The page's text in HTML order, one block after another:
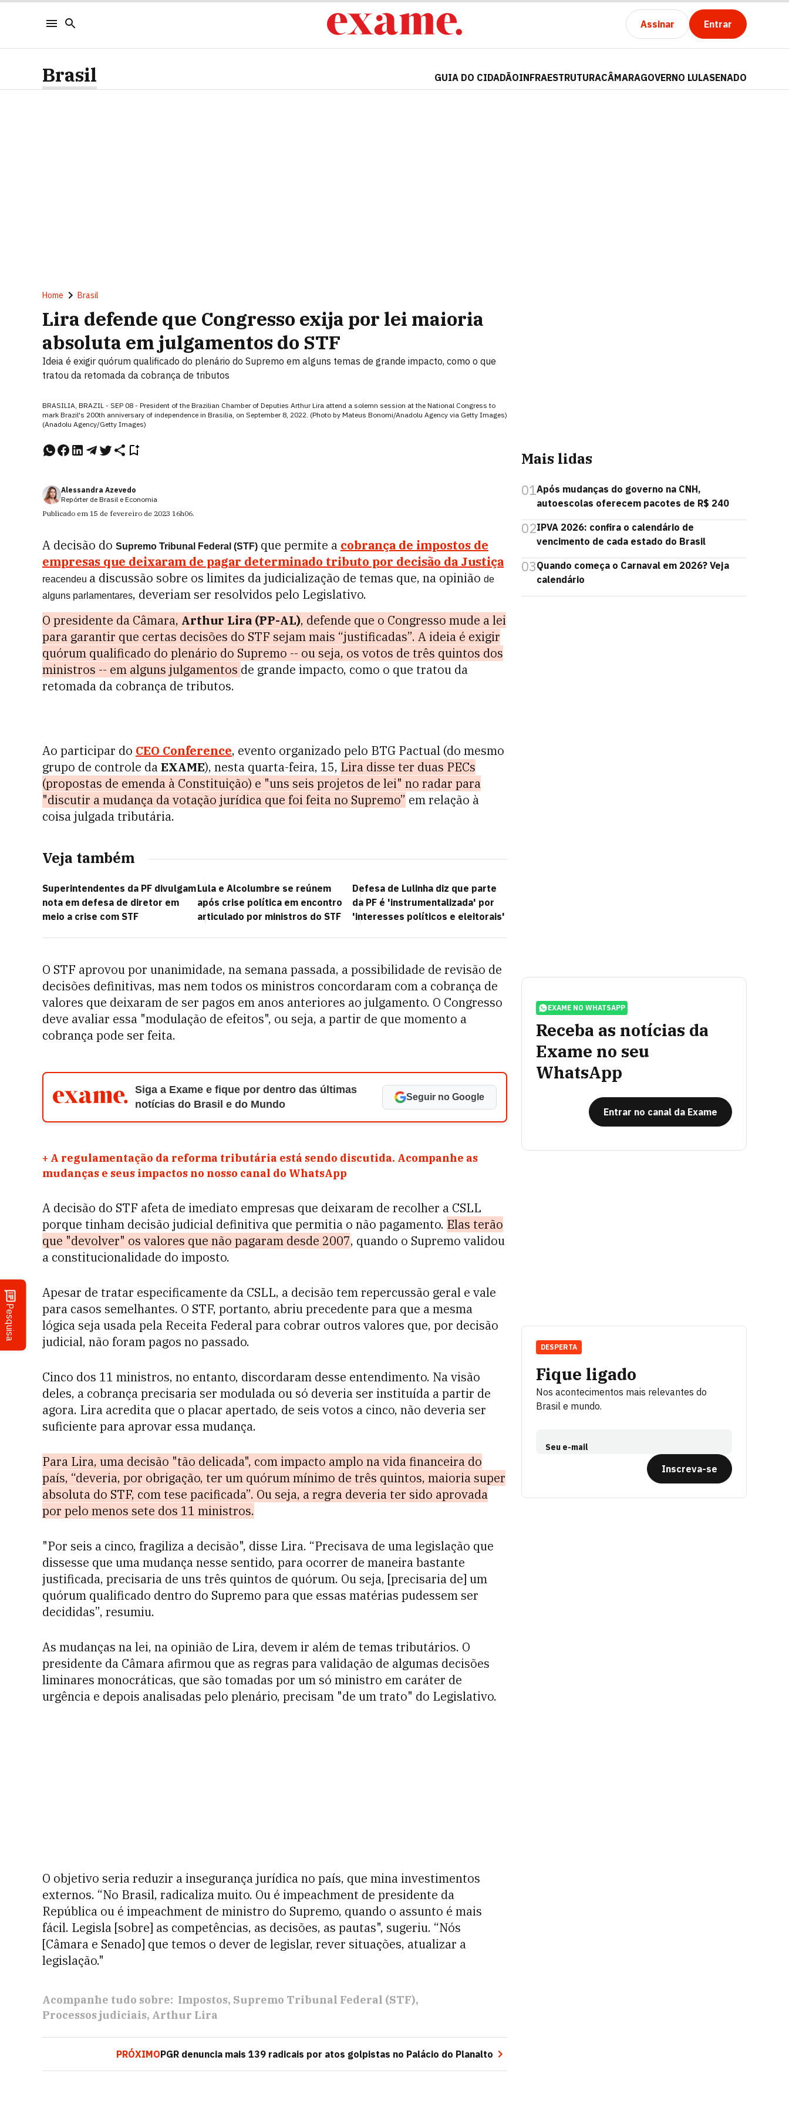
Assinar Entrar
Pesquisa
Brasil GUIA DO CIDADÃOINFRAESTRUTURACÂMARAGOVERNO LULASENADO
Home Brasil
Lira defende que Congresso exija por lei maioria
absoluta em julgamentos do STF
Ideia é exigir quórum qualificado do plenário do Supremo em alguns temas de grande impacto, como o que
tratou da retomada da cobrança de tributos
BRASILIA, BRAZIL - SEP 08 - President of the Brazilian Chamber of Deputies Arthur Lira attend a solemn session at the National Congress to
mark Brazil's 200th anniversary of independence in Brasilia, on September 8, 2022. (Photo by Mateus Bonomi/Anadolu Agency via Getty Images)
(Anadolu Agency/Getty Images)
Alessandra Azevedo
Repórter de Brasil e Economia
Publicado em 15 de fevereiro de 2023 16h06.
A decisão do Supremo Tribunal Federal (STF) que permite a cobrança de impostos de
empresas que deixaram de pagar determinado tributo por decisão da Justiça
reacendeu a discussão sobre os limites da judicialização de temas que, na opinião de
alguns parlamentares, deveriam ser resolvidos pelo Legislativo.
O presidente da Câmara, Arthur Lira (PP-AL), defende que o Congresso mude a lei
para garantir que certas decisões do STF sejam mais “justificadas”. A ideia é exigir
quórum qualificado do plenário do Supremo -- ou seja, os votos de três quintos dos
ministros -- em alguns julgamentos de grande impacto, como o que tratou da
retomada da cobrança de tributos.
Ao participar do CEO Conference, evento organizado pelo BTG Pactual (do mesmo
grupo de controle daEXAME), nesta quarta-feira, 15, Lira disse ter duas PECs
(propostas de emenda à Constituição) e "uns seis projetos de lei" no radar para
"discutir a mudança da votação jurídica que foi feita no Supremo” em relação à
coisa julgada tributária.
Veja também
Superintendentes da PF divulgam
nota em defesa de diretor em
meio a crise com STF
Lula e Alcolumbre se reúnem
após crise política em encontro
articulado por ministros do STF
Defesa de Lulinha diz que parte
da PF é 'instrumentalizada' por
'interesses políticos e eleitorais'
O STF aprovou por unanimidade, na semana passada, a possibilidade de revisão de
decisões definitivas, mas nem todos os ministros concordaram com a cobrança de
valores que deixaram de ser pagos em anos anteriores ao julgamento. O Congresso
deve avaliar essa "modulação de efeitos", ou seja, a partir de que momento a
cobrança pode ser feita.
Siga a Exame e fique por dentro das últimas
notícias do Brasil e do Mundo
Seguir no Google
+ A regulamentação da reforma tributária está sendo discutida. Acompanhe as
mudanças e seus impactos no nosso canal do WhatsApp
A decisão do STF afeta de imediato empresas que deixaram de recolher a CSLL
porque tinham decisão judicial definitiva que permitia o não pagamento. Elas terão
que "devolver" os valores que não pagaram desde 2007, quando o Supremo validou
a constitucionalidade do imposto.
Apesar de tratar especificamente da CSLL, a decisão tem repercussão geral e vale
para casos semelhantes. O STF, portanto, abriu precedente para que a mesma
lógica seja usada pela Receita Federal para cobrar outros valores que, por decisão
judicial, não foram pagos no passado.
Cinco dos 11 ministros, no entanto, discordaram desse entendimento. Na visão
deles, a cobrança precisaria ser modulada ou só deveria ser instituída a partir de
agora. Lira acredita que o placar apertado, de seis votos a cinco, não deveria ser
suficiente para aprovar essa mudança.
Para Lira, uma decisão "tão delicada", com impacto amplo na vida financeira do
país, “deveria, por obrigação, ter um quórum mínimo de três quintos, maioria super
absoluta do STF, com tese pacificada”. Ou seja, a regra deveria ter sido aprovada
por pelo menos sete dos 11 ministros.
"Por seis a cinco, fragiliza a decisão", disse Lira. “Precisava de uma legislação que
dissesse que uma mudança nesse sentido, para ocorrer de maneira bastante
justificada, precisaria de uns três quintos de quórum. Ou seja, [precisaria de] um
quórum qualificado dentro do Supremo para que essas matérias pudessem ser
decididas”, resumiu.
As mudanças na lei, na opinião de Lira, devem ir além de temas tributários. O
presidente da Câmara afirmou que as regras para validação de algumas decisões
liminares monocráticas, que são tomadas por um só ministro em caráter de
urgência e depois analisadas pelo plenário, precisam "de um trato" do Legislativo.
O objetivo seria reduzir a insegurança jurídica no país, que mina investimentos
externos. “No Brasil, radicaliza muito. Ou é impeachment de presidente da
República ou é impeachment de ministro do Supremo, quando o assunto é mais
fácil. Legisla [sobre] as competências, as decisões, as pautas", sugeriu. “Nós
[Câmara e Senado] que temos o dever de legislar, rever situações, atualizar a
legislação."
Acompanhe tudo sobre: Impostos Supremo Tribunal Federal (STF)
Processos judiciais Arthur Lira
PRÓXIMOPGR denuncia mais 139 radicais por atos golpistas no Palácio do Planalto
Mais lidas
01Após mudanças do governo na CNH,
autoescolas oferecem pacotes de R$ 240
02IPVA 2026: confira o calendário de
vencimento de cada estado do Brasil
03Quando começa o Carnaval em 2026? Veja
calendário
EXAME NO WHATSAPP
Receba as notícias da
Exame no seu
WhatsApp
Entrar no canal da Exame
Fique ligado
Nos acontecimentos mais relevantes do
Brasil e mundo.
Seu e-mail
Inscreva-se
DESPERTA